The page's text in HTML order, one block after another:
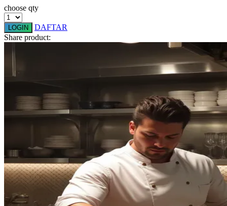
Squishmallows
Sudocrem
Sumimo
Sunnylife
Sun-Staches
Swimava
choose qty
LOGIN
DAFTAR
Share product: